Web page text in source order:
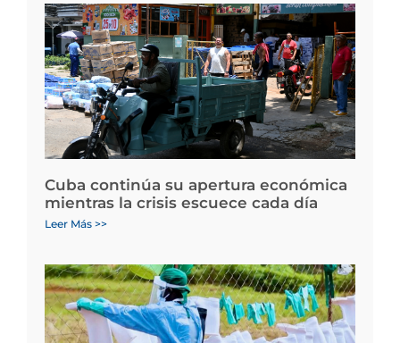
Cuba continúa su apertura económica
mientras la crisis escuece cada día
Leer Más >>